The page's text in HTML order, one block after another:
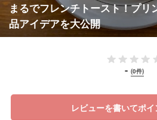
まるでフレンチトースト！プリ
品アイデアを大公開
- (0件)
レビューを書いてポ